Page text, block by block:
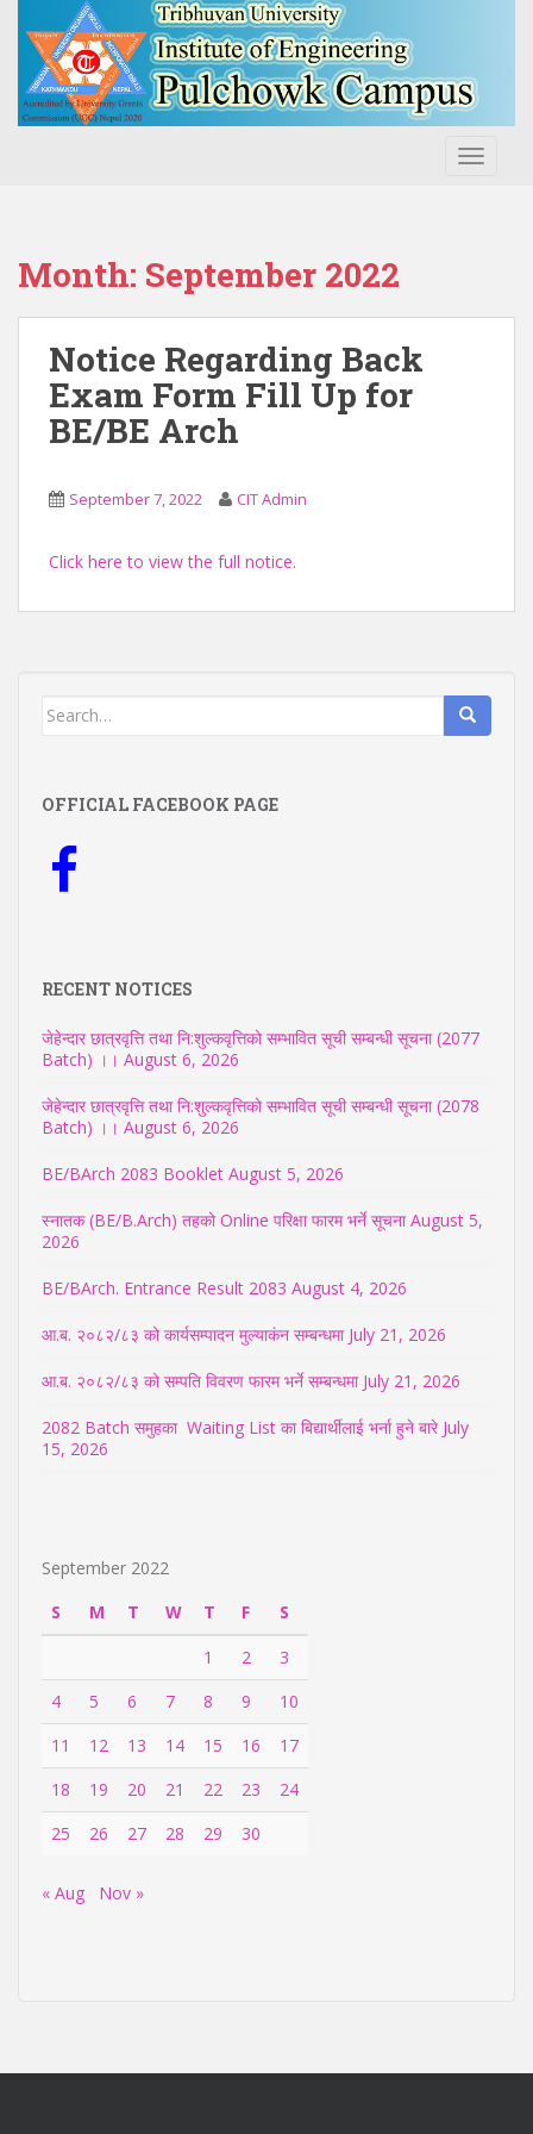
Month: September 2022
Notice Regarding Back
Exam Form Fill Up for
BE/BE Arch
September 7, 2022 CIT Admin
Click here to view the full notice.
Search
OFFICIAL FACEBOOK PAGE
RECENT NOTICES
जेहेन्दार छात्रवृत्ति तथा नि:शुल्कवृत्तिको सम्भावित सूची सम्बन्धी सूचना (2077
Batch) ।। August 6, 2026
जेहेन्दार छात्रवृत्ति तथा नि:शुल्कवृत्तिको सम्भावित सूची सम्बन्धी सूचना (2078
Batch) ।। August 6, 2026
BE/BArch 2083 Booklet August 5, 2026
स्नातक (BE/B.Arch) तहको Online परिक्षा फारम भर्ने सूचना August 5,
2026
BE/BArch. Entrance Result 2083 August 4, 2026
आ.ब. २०८२/८३ को कार्यसम्पादन मुल्याकंन सम्बन्धमा July 21, 2026
आ.ब. २०८२/८३ को सम्पति विवरण फारम भर्ने सम्बन्धमा July 21, 2026
2082 Batch समुहका Waiting List का बिद्यार्थीलाई भर्ना हुने बारे July
15, 2026
September 2022
S
M T W T F
S
1
2
3
4
5 6 7 8 9
10
11
12 13 14 15 16
17
18
19 20 21 22 23
24
25
26 27 28 29 30
« Aug Nov »